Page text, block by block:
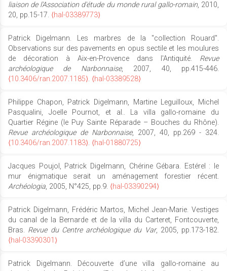
liaison de l'Association d'étude du monde rural gallo-romain, 2010,
20, pp.15-17. ⟨hal-03389773⟩
Patrick Digelmann. Les marbres de la "collection Rouard".
Observations sur des pavements en opus sectile et les moulures
de décoration à Aix-en-Provence dans l'Antiquité. Revue
archéologique de Narbonnaise, 2007, 40, pp.415-446.
⟨10.3406/ran.2007.1185⟩. ⟨hal-03389528⟩
Philippe Chapon, Patrick Digelmann, Martine Leguilloux, Michel
Pasqualini, Joelle Pournot, et al.. La villa gallo-romaine du
Quartier Régine (le Puy Sainte Réparade – Bouches du Rhône).
Revue archéologique de Narbonnaise, 2007, 40, pp.269 - 324.
⟨10.3406/ran.2007.1183⟩. ⟨hal-01880725⟩
Jacques Poujol, Patrick Digelmann, Chérine Gébara. Estérel : le
mur énigmatique serait un aménagement forestier récent.
Archéologia, 2005, N°425, pp.9. ⟨hal-03390294⟩
Patrick Digelmann, Frédéric Martos, Michel Jean-Marie. Vestiges
du canal de la Bernarde et de la villa du Carteret, Fontcouverte,
Bras. Revue du Centre archéologique du Var, 2005, pp.173-182.
⟨hal-03390301⟩
Patrick Digelmann. Découverte d’une villa gallo-romaine au